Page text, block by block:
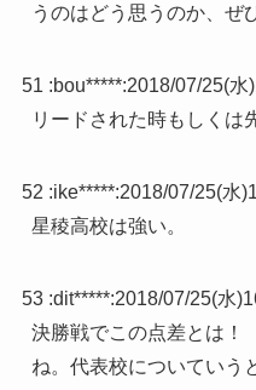
うのはどう思うのか、ぜ
51 :bou*****:2018/07/25(水
リードされた時もしくは
52 :ike*****:2018/07/25(水
星稜高校は強い。
53 :dit*****:2018/07/25(水
決勝戦でこの点差とは
ね。代表校についていう